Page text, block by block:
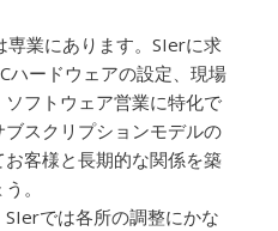
専業にあります。SIerに求
ハードウェアの設定、現場
フトウェア営業に特化で
スクリプションモデルの
客様と長期的な関係を築
。
では各所の調整にかな